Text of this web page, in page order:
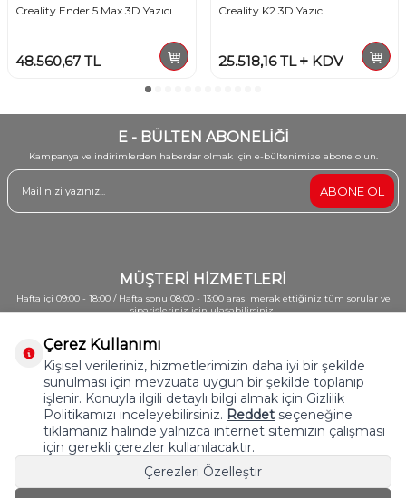
Creality Ender 5 Max 3D Yazıcı
48.560,67 TL
Creality K2 3D Yazıcı
25.518,16TL KDV
E - BÜLTEN ABONELİĞİ
Kampanya ve indirimlerden haberdar olmak için e-bültenimize abone olun.
ABONE OL
MÜŞTERİ HİZMETLERİ
Hafta içi 09:00 - 18:00 / Hafta sonu 08:00 - 13:00 arası merak ettiğiniz tüm sorular ve
siparişleriniz için ulaşabilirsiniz.
0212 213 62 82 - 0542 652 08 01
Kategoriler
Hızlı Erişim
Önemli Bilgiler
İLETİŞİM
Çerez Kullanımı
Kişisel verileriniz, hizmetlerimizin daha iyi bir şekilde
sunulması için mevzuata uygun bir şekilde toplanıp
işlenir. Konuyla ilgili detaylı bilgi almak için Gizlilik
Politikamızı inceleyebilirsiniz. Reddet seçeneğine
tıklamanız halinde yalnızca internet sitemizin çalışması
için gerekli çerezler kullanılacaktır.
Çerezleri Özelleştir